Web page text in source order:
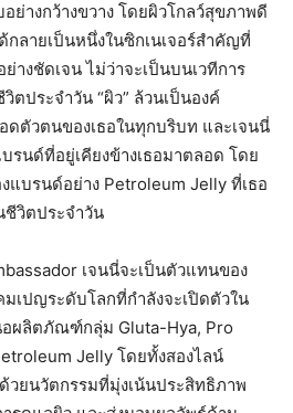
ย่างกว้างขวาง โดยผิวโกลว์สุขภาพดี
กลายเป็นหนึ่งในซิกเนเจอร์สำคัญที่
างชัดเจน ไม่ว่าจะเป็นบนเวทีการ
ประจำวัน “ผิว” ล้วนเป็นองค์
ตัวตนของเธอในทุกบริบท และเจนนี่
รนด์ที่อยู่เคียงข้างเธอมาตลอด โดย
บรนด์อย่าง Petroleum Jelly ที่เธอ
ชีวิตประจำวัน
เจนนี่จะเป็นตัวแทนของ
เปญระดับโลกที่กำลังจะเปิดตัวใน
อผลิตภัณฑ์กลุ่ม Gluta-Hya, Pro
Jelly โดยทั้งสองไลน์
ยนวัตกรรมที่มุ่งเน้นประสิทธิภาพ